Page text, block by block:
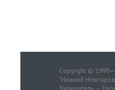
Copyright ©
"Нижний
Учредитель —